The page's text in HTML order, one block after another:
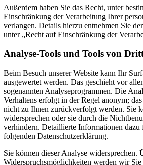
Außerdem haben Sie das Recht, unter
Einschränkung der Verarbeitung Ihrer
verlangen. Details hierzu entnehmen Sie
unter „Recht auf Einschränkung der
Analyse-Tools und Tools von
Beim Besuch unserer Website kann Ihr
ausgewertet werden. Das geschieht vor
sogenannten Analyseprogrammen. Die
Verhaltens erfolgt in der Regel anonym;
nicht zu Ihnen zurückverfolgt werden. Sie
widersprechen oder sie durch die
verhindern. Detaillierte Informationen dazu
folgenden Datenschutzerklärung.
Sie können dieser Analyse widersprechen.
Widerspruchsmöglichkeiten werden wir Sie